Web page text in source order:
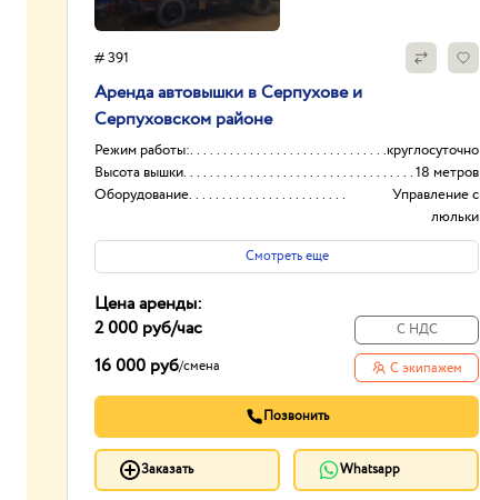
# 391
Аренда автовышки в Серпухове и
Серпуховском районе
Режим работы:
круглосуточно
Высота вышки
18 метров
Оборудование
Управление с
люльки
Тип проходимости
Колесная
Смотреть еще
Цена аренды:
2 000 руб/час
16 000 руб/смена
С НДС
С экипажем
Позвонить
Заказать Whatsapp